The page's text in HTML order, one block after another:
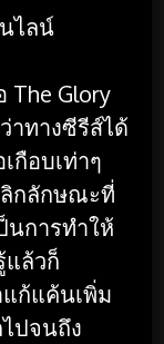
ไลน์
Glory
าทางซีรีส์ได้
กือบเท่าๆ
ลิกลักษณะที่
นการทำให้
แล้วก็
ก้แค้นเพิ่ม
ปจนถึง